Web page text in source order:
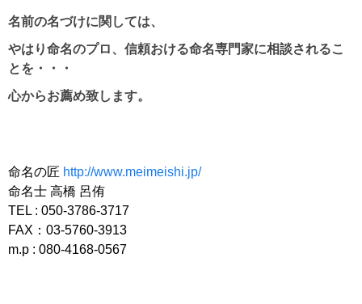
名前の名づけに関しては、
やはり命名のプロ、信頼おける命名専門家に相談されるこ
とを・・・
心からお薦め致します。
命名の匠 http://www.meimeishi.jp/
命名士 高橋 呂侑
TEL : 050-3786-3717
FAX：03-5760-3913
m.p : 080-4168-0567